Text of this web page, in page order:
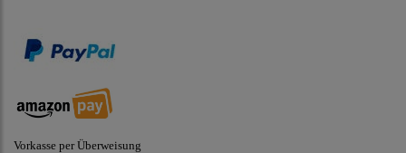
Vorkasse per Überweisung